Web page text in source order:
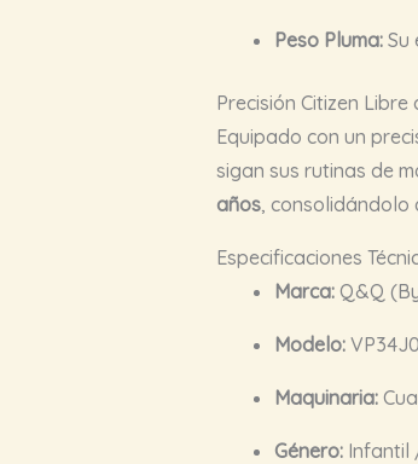
Peso Pluma:Su
Precisión Citizen
Equipado con un
sigan sus rutinas de
años, consolidándolo
Especificaciones
Marca:Q&Q
Modelo:
Maquinaria:
Género:Infantil